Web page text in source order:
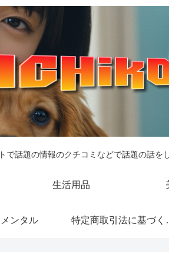
で話題の情報のクチコミなどで話題の話を
生活用品
メンタル 特定